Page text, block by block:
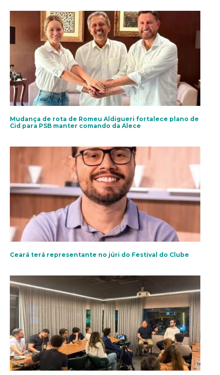
Mudança de rota de Romeu Aldigueri fortalece plano de
Cid para PSB manter comando da Alece
Ceará terá representante no júri do Festival do Clube